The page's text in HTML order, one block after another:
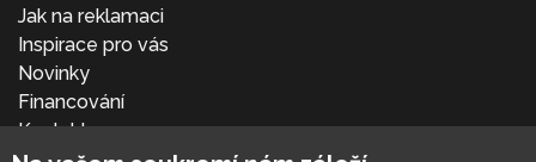
Jak na reklamaci
Inspirace pro vás
Novinky
Financování
Kontakt